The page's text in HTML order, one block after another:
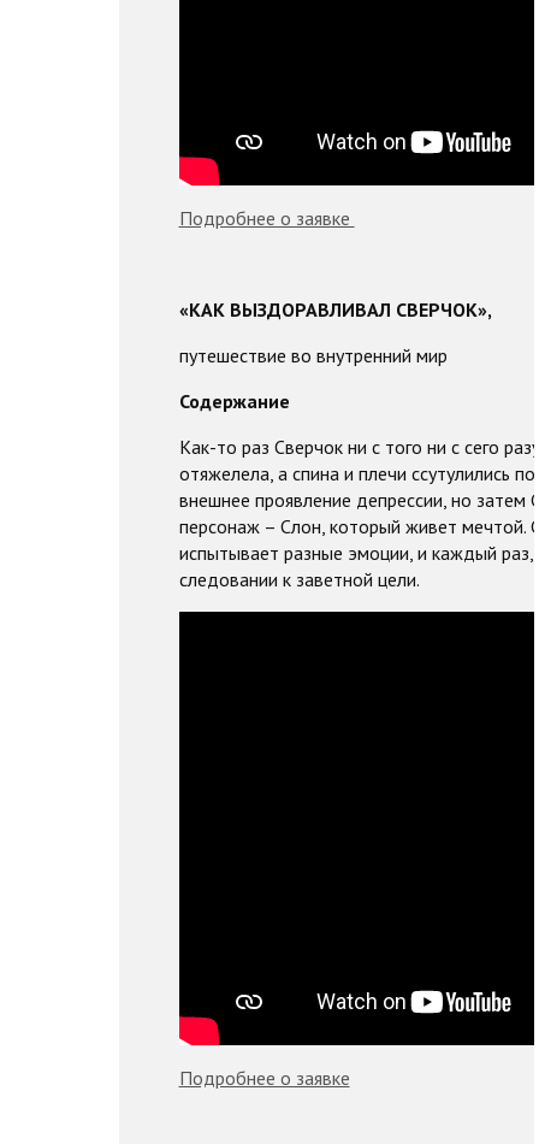
Подробнее о заявке
«КАК ВЫЗДОРАВЛИВАЛ СВЕРЧОК»,
путешествие во внутренний мир
Содержание
Как-то раз Сверчок ни с того ни с сего
отяжелела, а спина и плечи ссутулились
внешнее проявление депрессии, но затем
персонаж – Слон, который живет мечтой.
испытывает разные эмоции, и каждый
следовании к заветной цели.
Подробнее о заявке